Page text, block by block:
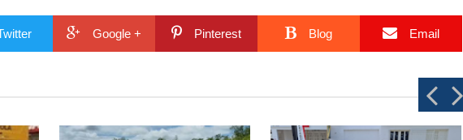
Google + Pinterest Blog Email
PN